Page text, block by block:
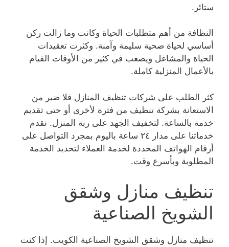
ستائر.
النظافة من أهم متطلبات الحياة وكانت وما زالت ركن
أساسي لحياة صحية سليمة وآمنة. وكثرت تعقيدات
الحياة والمشاغل ويصعب في كثير من الأوقات القيام
بالأعمال المنزلية كاملة.
كثر الطلب على شركات تنظيف المنازل فلا ضير من
الاستعانة بشركة تنظيف من فترة لأخرى أو حتى تقديم
خدمة بالساعة. لتخفيف الجهد على ربة المنزل. نقدم
خدماتنا على مدار ٢٤ ساعة باليوم بمجرد التواصل على
أرقام الهواتف المحددة لخدمة العملاء لتحديد الخدمة
المطلوبة وبأسرع وقت.
تنظيف منازل وشقق
الشويخ الصناعية
تنظيف منازل وشقق الشويخ الصناعية الكويت. إذا كنت